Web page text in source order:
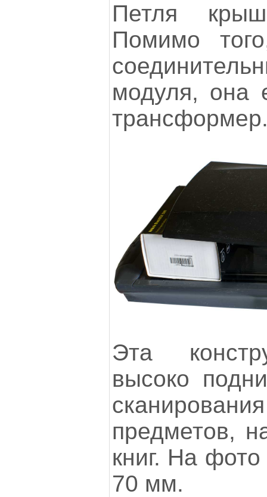
Петля
Помимо
модуля, она
Эта
высоко
предметов,
книг. На
70 мм.